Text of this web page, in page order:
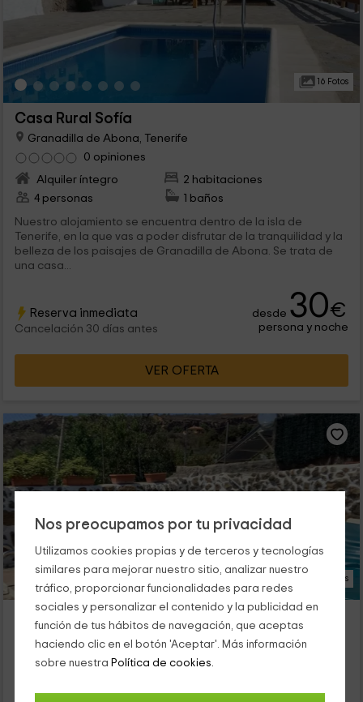
Nos preocupamos por tu privacidad
Utilizamos cookies propias y de terceros y tecnologías
similares para mejorar nuestro sitio, analizar nuestro
tráfico, proporcionar funcionalidades para redes
sociales y personalizar el contenido y la publicidad en
función de tus hábitos de navegación, que aceptas
haciendo clic en el botón 'Aceptar'. Más información
sobre nuestra Política de cookies.
16 Fotos
Casa Rural Sofía
Granadilla de Abona, Tenerife
0 opiniones
Alquiler íntegro
2 habitaciones
4 personas
1 baños
Nuestro alojamiento se encuentra dentro de la isla de
Tenerife, en la que vas a poder disfrutar de la tranquilidad y la
belleza de los paisajes de Granadilla de Abona. Se trata de
una casa...
Reserva inmediata
Cancelación 30 días antes
desde 30€
persona y noche
VER OFERTA
21 Fotos
Casa Rural Las Pérez
5 personas
1 baños